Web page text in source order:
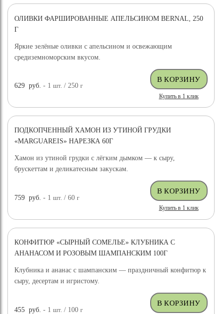
ОЛИВКИ ФАРШИРОВАННЫЕ АПЕЛЬСИНОМ BERNAL, 250
Г
Яркие зелёные оливки с апельсином и освежающим
средиземноморским вкусом.
629 руб. - 1шт. / 250г
Купить в 1 клик
ПОДКОПЧЕННЫЙ ХАМОН ИЗ УТИНОЙ ГРУДКИ
«MARGUAREIS» НАРЕЗКА 60Г
Хамон из утиной грудки с лёгким дымком — к сыру,
брускеттам и деликатесным закускам.
759 руб. - 1шт. / 60г
Купить в 1 клик
КОНФИТЮР «СЫРНЫЙ СОМЕЛЬЕ» КЛУБНИКА С
АНАНАСОМ И РОЗОВЫМ ШАМПАНСКИМ 100Г
Клубника и ананас с шампанским — праздничный конфитюр к
сыру, десертам и игристому.
455 руб. - 1шт. / 100г